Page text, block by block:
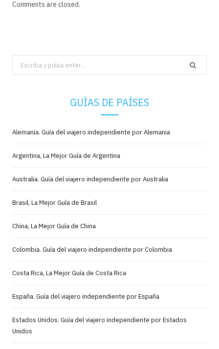
Comments are closed.
Search
for:
GUÍAS DE PAÍSES
Alemania. Guía del viajero independiente por Alemania
Argentina, La Mejor Guía de Argentina
Australia. Guía del viajero independiente por Australia
Brasil, La Mejor Guía de Brasil
China, La Mejor Guía de China
Colombia. Guía del viajero independiente por Colombia
Costa Rica, La Mejor Guía de Costa Rica
España. Guía del viajero independiente por España
Estados Unidos. Guía del viajero independiente por Estados
Unidos